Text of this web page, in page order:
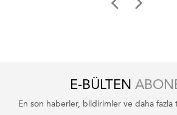
E-BÜLTEN
En son haberler, bildirimler ve daha fazla